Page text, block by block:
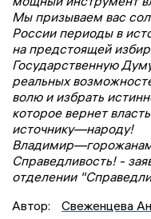
Мы призываем вас
России периоды в
на предстоящей
Государственную
реальных
волю и избрать
которое вернет
источнику—народу!
Справедливость! -
отделении
Автор:
Свеженцева